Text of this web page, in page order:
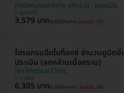
คลินิกหนองขาหย่าง อุทัยธานี - หมอแป้ง
อุทัยธานี
3,579 บาท3,690 บาท ประหยัด 3%
โปรแกรมฉีดโบท็อกซ์ จำนวนยูนิต
ประเมิน (ลดกล้ามเนื้อกราม)
Me Medical Clinic
บางซื่อ
6,305 บาท6,500 บาท ประหยัด 3%